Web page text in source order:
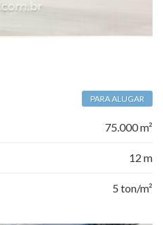
PARA ALUGAR
75.000 m²
12 m
5 ton/m²